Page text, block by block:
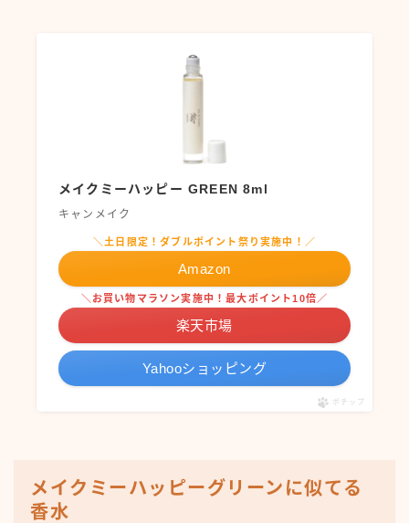
メイクミーハッピー GREEN 8ml
キャンメイク
＼土日限定！ダブルポイント祭り実施中！／
Amazon
＼お買い物マラソン実施中！最大ポイント10倍／
楽天市場
Yahooショッピング
ポチップ
メイクミーハッピーグリーンに似てる
香水